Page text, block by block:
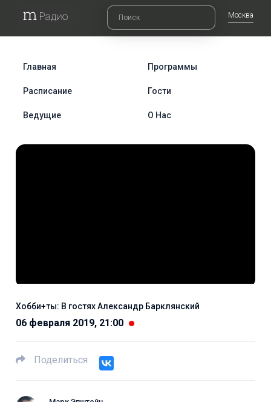
Москва
Главная Программы
Расписание Гости
Ведущие О Нас
Хобби+ты: В гостях Александр Барклянский
06 февраля 2019, 21:00
Поделиться